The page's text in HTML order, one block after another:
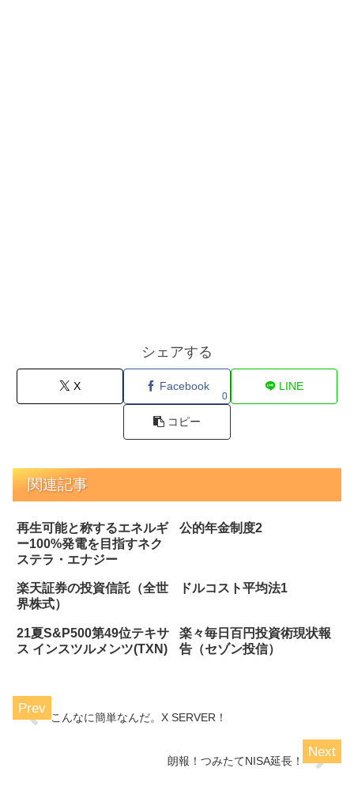
シェアする
X Facebook
0
LINE
コピー
関連記事
再生可能と称するエネルギ
ー100%発電を目指すネク
ステラ・エナジー
公的年金制度2
楽天証券の投資信託（全世
界株式）
ドルコスト平均法1
21夏S&P500第49位テキサ
ス インスツルメンツ(TXN)
楽々毎日百円投資術現状報
告（セゾン投信）
こんなに簡単なんだ。X SERVER！
朗報！つみたてNISA延長！